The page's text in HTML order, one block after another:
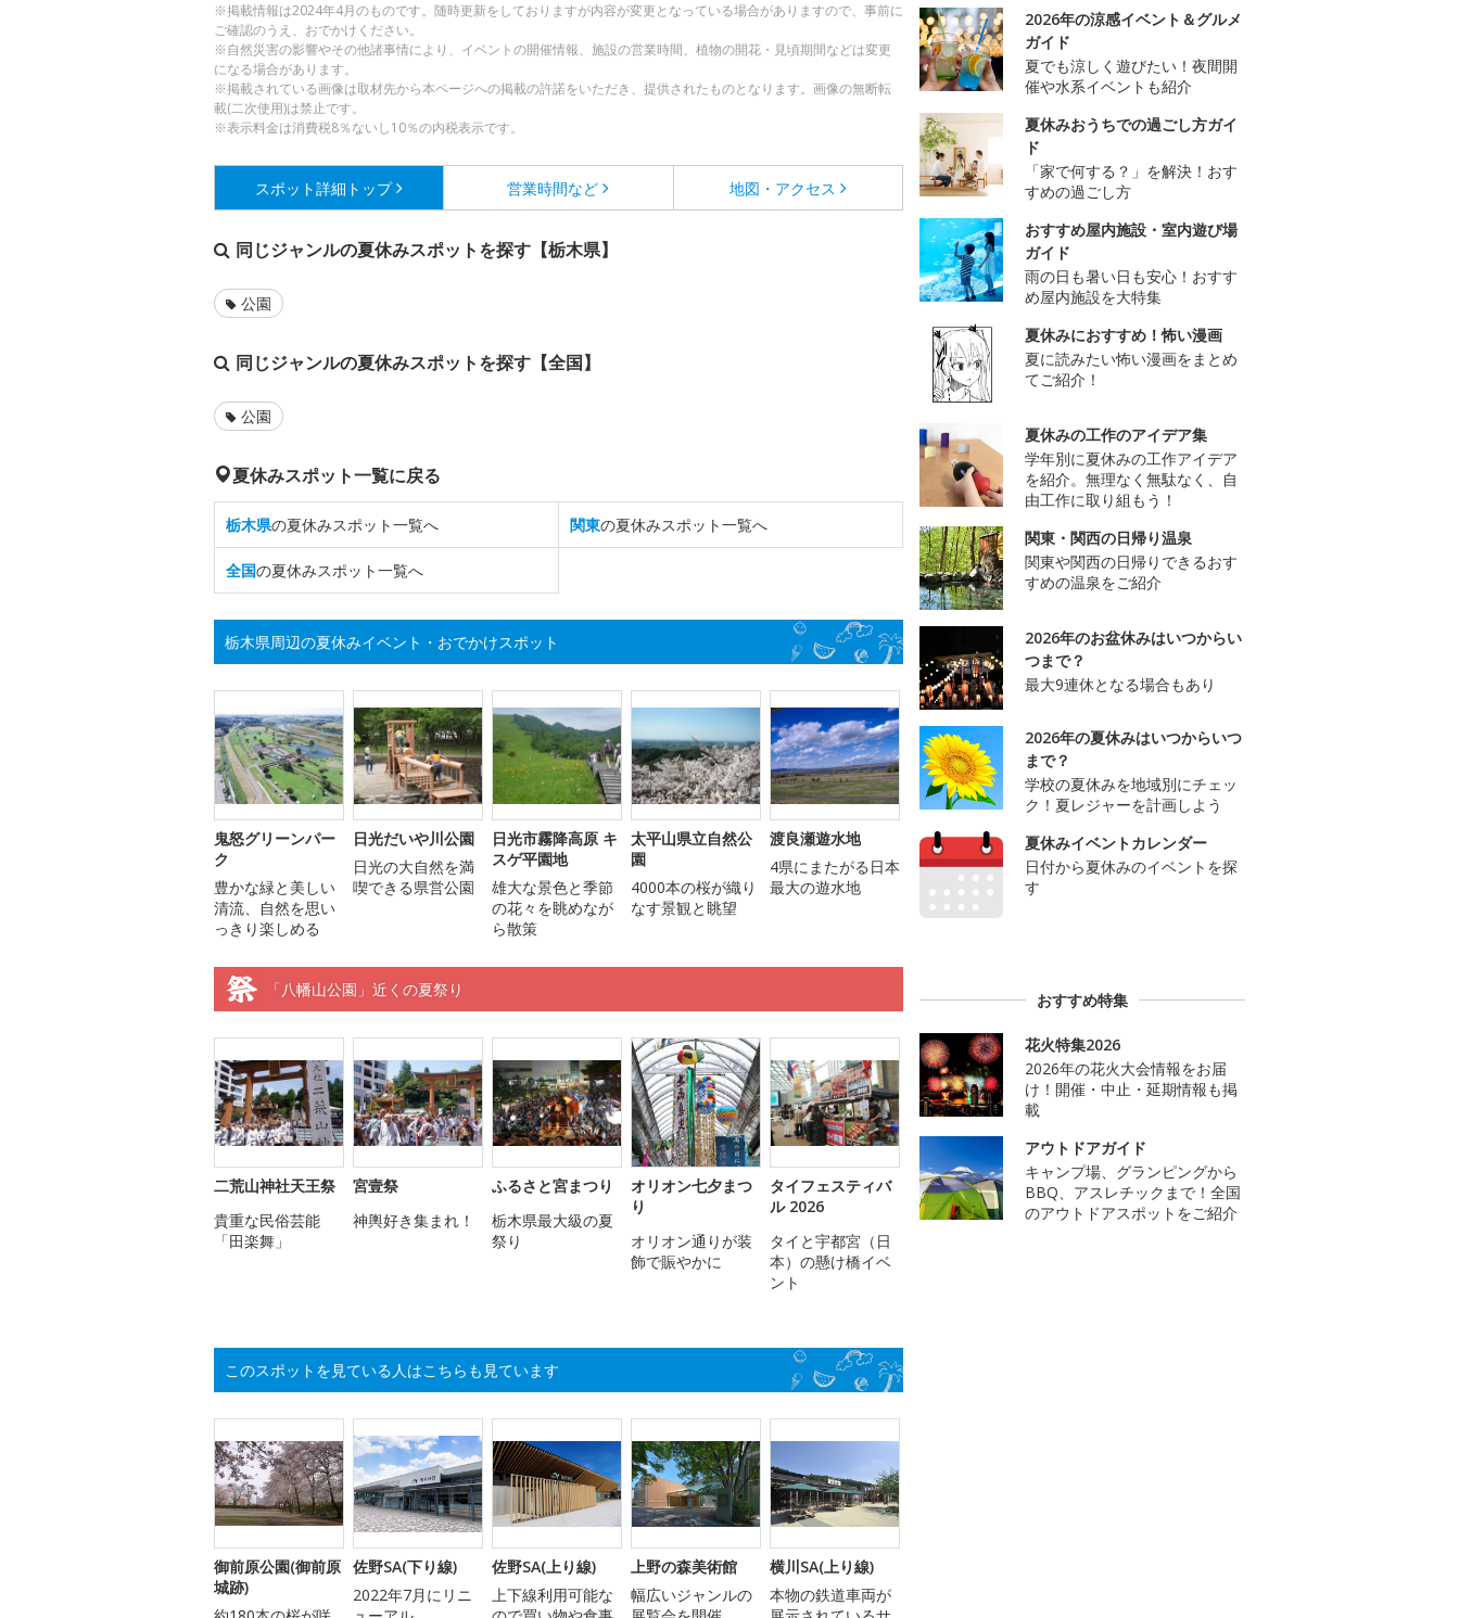
※掲載情報は2024年4月のものです。随時更新をしておりますが内容が変更となっている場合がありますので、事前に
ご確認のうえ、おでかけください。
※自然災害の影響やその他諸事情により、イベントの開催情報、施設の営業時間、植物の開花・見頃期間などは変更
になる場合があります。
※掲載されている画像は取材先から本ページへの掲載の許諾をいただき、提供されたものとなります。画像の無断転
載(二次使用)は禁止です。
※表示料金は消費税8％ないし10％の内税表示です。
スポット詳細 トップ 営業時間など 地図・アクセス
同じジャンルの夏休みスポットを探す【栃木県】
公園
同じジャンルの夏休みスポットを探す【全国】
公園
夏休みスポット一覧に戻る
栃木県の夏休みスポット一覧へ 関東の夏休みスポット一覧へ
全国の夏休みスポット一覧へ
栃木県周辺の夏休みイベント・おでかけスポット
鬼怒グリーンパー
ク
豊かな緑と美しい
清流、自然を思い
っきり楽しめる
日光だいや川公園
日光の大自然を満
喫できる県営公園
日光市霧降高原 キ
スゲ平園地
雄大な景色と季節
の花々を眺めなが
ら散策
太平山県立自然公
園
4000本の桜が織り
なす景観と眺望
渡良瀬遊水地
4県にまたがる日本
最大の遊水地
「八幡山公園」近くの夏祭り
二荒山神社天王祭
貴重な民俗芸能
「田楽舞」
宮壹祭
神輿好き集まれ！
ふるさと宮まつり
栃木県最大級の夏
祭り
オリオン七夕まつ
り
オリオン通りが装
飾で賑やかに
タイフェスティバ
ル 2026
タイと宇都宮（日
本）の懸け橋イベ
ント
このスポットを見ている人はこちらも見ています
御前原公園(御前原
城跡)
佐野SA(下り線)
2022年7月にリニ
佐野SA(上り線)
上下線利用可能な
上野の森美術館
幅広いジャンルの
横川SA(上り線)
本物の鉄道車両が
2026年の涼感イベント＆グルメ
ガイド
夏でも涼しく遊びたい！夜間開
催や水系イベントも紹介
夏休みおうちでの過ごし方ガイ
ド
「家で何する？」を解決！おす
すめの過ごし方
おすすめ屋内施設・室内遊び場
ガイド
雨の日も暑い日も安心！おすす
め屋内施設を大特集
夏休みにおすすめ！怖い漫画
夏に読みたい怖い漫画をまとめ
てご紹介！
夏休みの工作のアイデア集
学年別に夏休みの工作アイデア
を紹介。無理なく無駄なく、自
由工作に取り組もう！
関東・関西の日帰り温泉
関東や関西の日帰りできるおす
すめの温泉をご紹介
2026年のお盆休みはいつからい
つまで？
最大9連休となる場合もあり
2026年の夏休みはいつからいつ
まで？
学校の夏休みを地域別にチェッ
ク！夏レジャーを計画しよう
夏休みイベントカレンダー
日付から夏休みのイベントを探
す
おすすめ特集
花火特集2026
2026年の花火大会情報をお届
け！開催・中止・延期情報も掲
載
アウトドアガイド
キャンプ場、グランピングから
BBQ、アスレチックまで！全国
のアウトドアスポットをご紹介